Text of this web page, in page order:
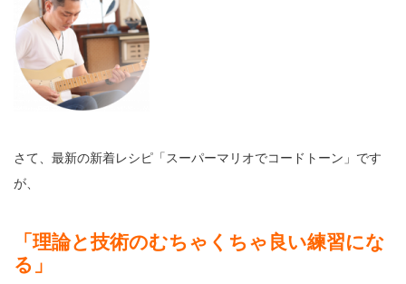
さて、最新の新着レシピ「スーパーマリオでコードトーン」です
が、
「理論と技術のむちゃくちゃ良い練習にな
る」